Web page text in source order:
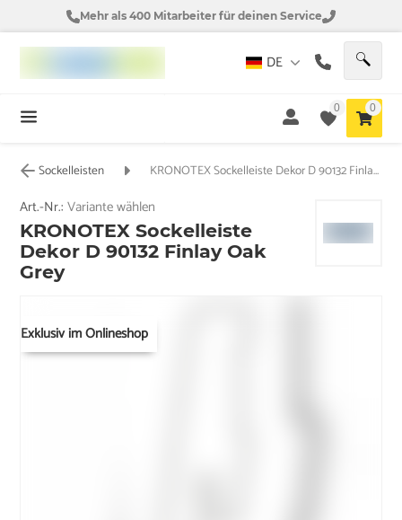
Mehr als 400 Mitarbeiter für deinen Service
DE
0 0
Sockelleisten KRONOTEX Sockelleiste Dekor D 90132 Finlay Oak Grey
Exklusiv im Onlineshop
Art.-Nr.:Variante wählen
KRONOTEX Sockelleiste
Dekor D 90132 Finlay Oak
Grey